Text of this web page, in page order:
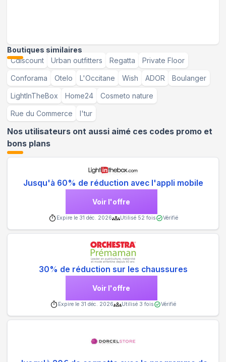
Boutiques similaires
Cdiscount
Urban outfitters Regatta Private Floor
Conforama Otelo L'Occitane Wish ADOR Boulanger
LightInTheBox Home24 Cosmeto nature
Rue du Commerce l'tur
Nos utilisateurs ont aussi aimé ces codes promo et
bons plans
Jusqu'à 60% de réduction avec l'appli mobile
Voir l'offre
Expire le 31 déc. 2026 Utilisé 52 fois Vérifié
30% de réduction sur les chaussures
Voir l'offre
Expire le 31 déc. 2026 Utilisé 3 fois Vérifié